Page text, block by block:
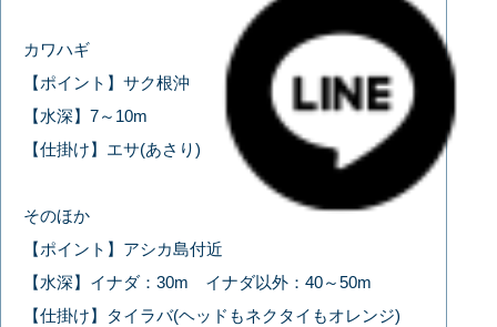
カワハギ
【ポイント】サク根沖
【水深】7～10m
【仕掛け】エサ(あさり)
そのほか
【ポイント】アシカ島付近
【水深】イナダ：30m イナダ以外：40～50m
【仕掛け】タイラバ(ヘッドもネクタイもオレンジ)